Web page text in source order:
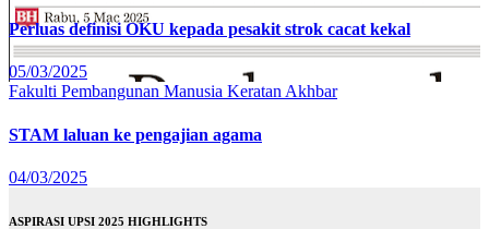
Perluas definisi OKU kepada pesakit strok cacat kekal
05/03/2025
Fakulti Pembangunan Manusia Keratan Akhbar
STAM laluan ke pengajian agama
04/03/2025
ASPIRASI UPSI 2025 HIGHLIGHTS